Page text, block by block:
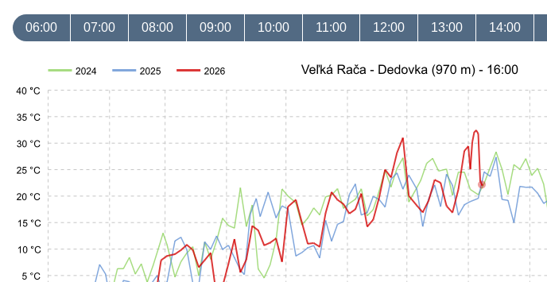
06:00 07:00 08:00 09:00 10:00 11:00 12:00 13:00 14:00